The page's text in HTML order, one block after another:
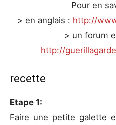
Pour en
> en anglais : http://
> un forum
http://
recette
Etape 1:
Faire une petite galette